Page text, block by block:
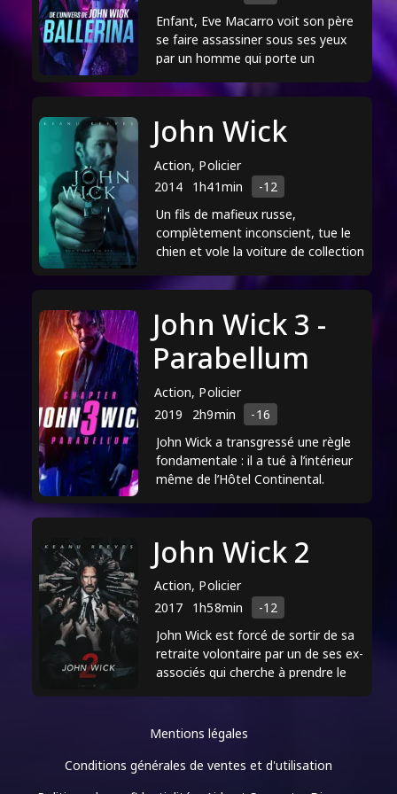
Saturn Award du meilleur acteur pour
"Matrix". Au-delà de sa brillante carrière
d'acteur, il est également connu pour
son travail philanthropique et son
attitude humble.
Enfant, Eve Macarro voit son père
se faire assassiner sous ses yeux
par un homme qui porte un
scarification en forme de croix sur ...
John Wick
Action, Policier
2014
1h41min
-12
Un fils de mafieux russe,
complètement inconscient, tue le
chien et vole la voiture de collection
de se venger.
John Wick 3 -
Parabellum
Action, Policier
2019
2h9min
-16
John Wick a transgressé une règle
fondamentale : il a tué à l’intérieur
même de l’Hôtel Continental.
John Wick 2
Action, Policier
2017
1h58min
-12
John Wick est forcé de sortir de sa
retraite volontaire par un de ses ex-
associés qui cherche à prendre le
Mentions légales
Conditions générales de ventes et d'utilisation